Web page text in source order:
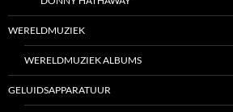
WERELDMUZIEK
WERELDMUZIEK ALBUMS
GELUIDSAPPARATUUR